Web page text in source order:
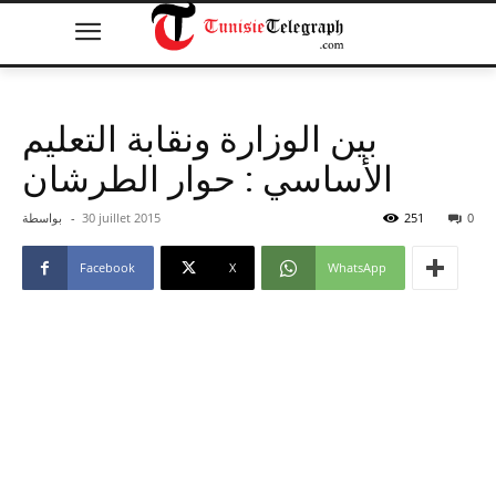
بين الوزارة ونقابة التعليم
الأساسي : حوار الطرشان
بواسطة - 30 juillet 2015 0
251
Facebook X WhatsApp